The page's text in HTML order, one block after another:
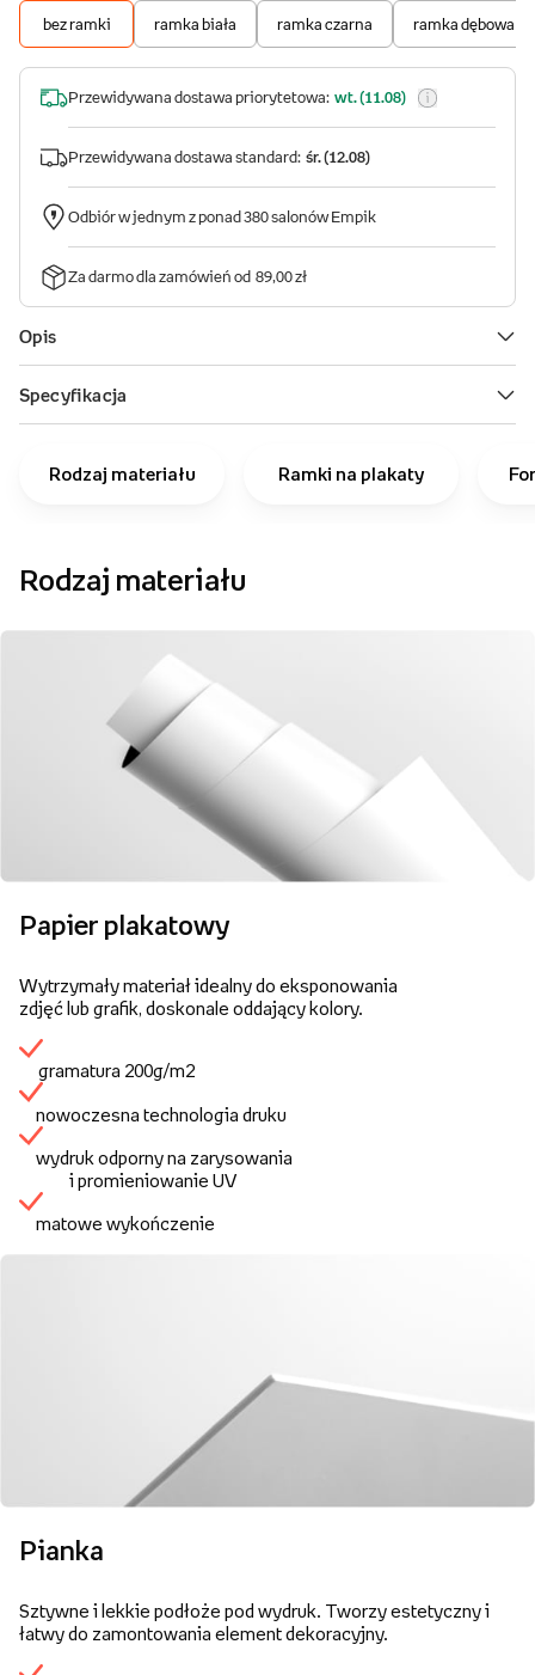
Rodzaj materiału Ramki na plakaty
Rodzaj materiału
Papier plakatowy
Wytrzymały materiał idealny do eksponowania
zdjęć lub grafik, doskonale oddający kolory.
gramatura 200g/m2
nowoczesna technologia druku
wydruk odporny na zarysowania
i promieniowanie UV
matowe wykończenie
Pianka
Sztywne i lekkie podłoże pod wydruk. Tworzy estetyczny i
łatwy do zamontowania element dekoracyjny.